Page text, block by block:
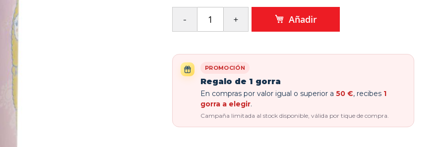
Añadir
PROMOCIÓN
Regalo de 1 gorra
En compras por valor igual o superior a 50 €, recibes 1
gorra a elegir.
Campaña limitada al stock disponible, válida por tique de compra.